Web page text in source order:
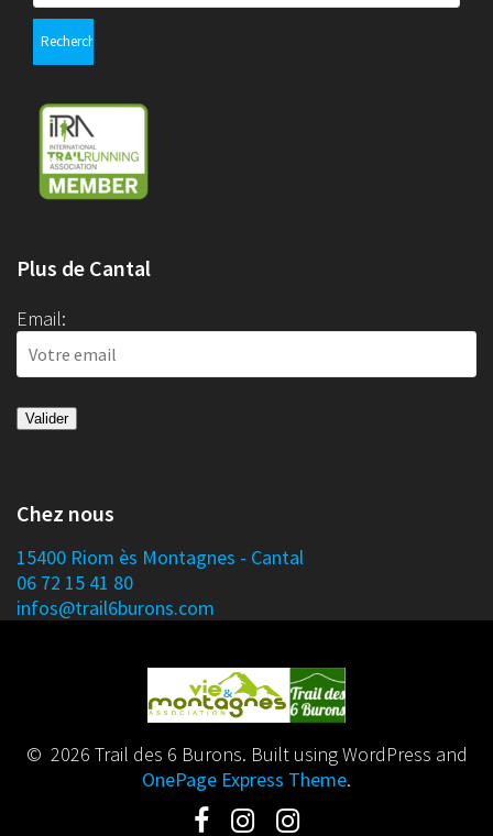
Plus de Cantal
Email:
Chez nous
15400 Riom ès Montagnes - Cantal
06 72 15 41 80
infos@trail6burons.com
© 2026 Trail des 6 Burons. Built using WordPress and
OnePage Express Theme.